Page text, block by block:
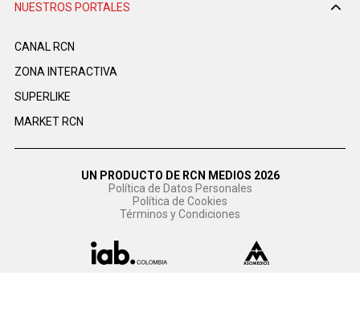
NUESTROS PORTALES
CANAL RCN
ZONA INTERACTIVA
SUPERLIKE
MARKET RCN
UN PRODUCTO DE RCN MEDIOS 2026
Política de Datos Personales
Política de Cookies
Términos y Condiciones